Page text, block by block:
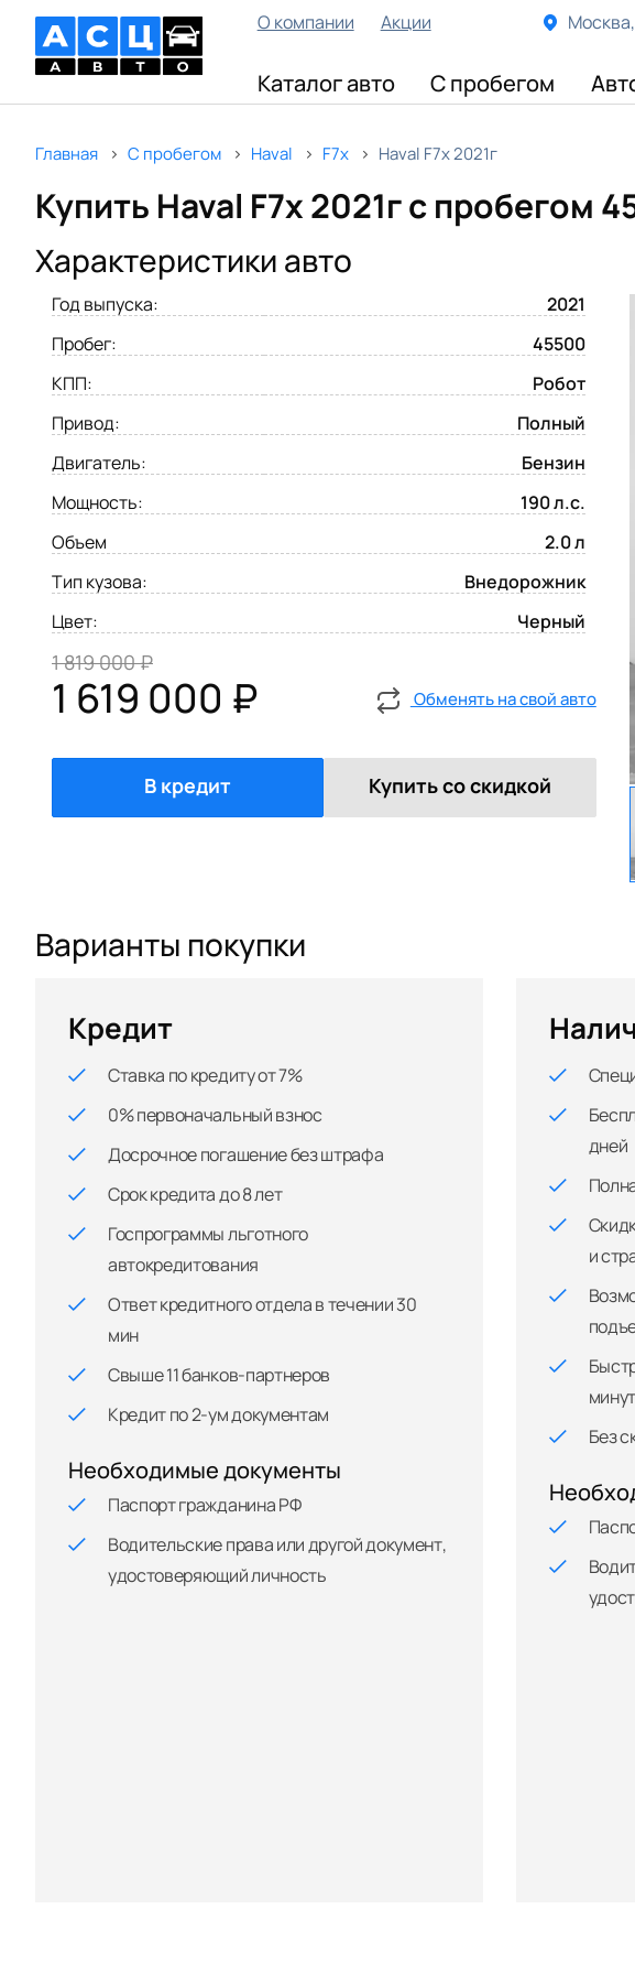
О компании Акции
Каталог авто С пробегом
Главная С пробегом Haval F7x Haval F7x 2021г
Купить Haval F7x 2021г с пробегом
Характеристики авто
Год выпуска:
2021
Пробег:
45500
КПП:
Робот
Привод:
Полный
Двигатель:
Бензин
Мощность:
190 л.с.
Объем
2.0 л
Тип кузова:
Внедорожник
Цвет:
Черный
1 819 000 ₽
1 619 000 ₽ Обменять на свой авто
В кредит Купить со скидкой
Варианты покупки
Кредит
Ставка по кредиту от 7%
0% первоначальный взнос
Досрочное погашение без штрафа
Срок кредита до 8 лет
Госпрограммы льготного
автокредитования
Ответ кредитного отдела в течении 30
мин
Свыше 11 банков-партнеров
Кредит по 2-ум документам
Необходимые документы
Паспорт гражданина РФ
Водительские права или другой документ,
удостоверяющий личность
дней
и
Без